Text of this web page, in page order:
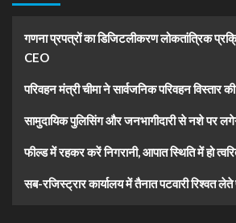
गणना प्रपत्रों का डिजिटलीकरण लोकतांत्रिक
CEO
परिवहन मंत्री चीमा ने सार्वजनिक परिवहन विस्तार
सामुदायिक पुलिसिंग और जनभागीदारी से नशे पर
फील्ड में रहकर करें निगरानी, आपात स्थिति में हो
सब-रजिस्ट्रार कार्यालय में तैनात पटवारी रिश्वत